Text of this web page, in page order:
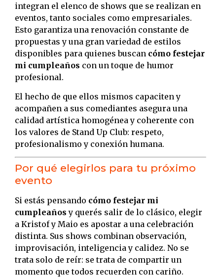
integran el elenco de shows que se realizan en
eventos, tanto sociales como empresariales.
Esto garantiza una renovación constante de
propuestas y una gran variedad de estilos
disponibles para quienes buscan cómo festejar
mi cumpleaños con un toque de humor
profesional.
El hecho de que ellos mismos capaciten y
acompañen a sus comediantes asegura una
calidad artística homogénea y coherente con
los valores de Stand Up Club: respeto,
profesionalismo y conexión humana.
Por qué elegirlos para tu próximo
evento
Si estás pensando cómo festejar mi
cumpleaños y querés salir de lo clásico, elegir
a Kristof y Maio es apostar a una celebración
distinta. Sus shows combinan observación,
improvisación, inteligencia y calidez. No se
trata solo de reír: se trata de compartir un
momento que todos recuerden con cariño.